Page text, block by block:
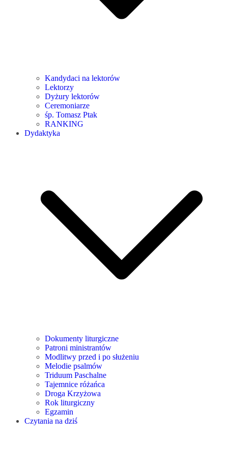
Kandydaci na lektorów
Lektorzy
Dyżury lektorów
Ceremoniarze
śp. Tomasz Ptak
RANKING
Dydaktyka
Dokumenty liturgiczne
Patroni ministrantów
Modlitwy przed i po służeniu
Melodie psalmów
Triduum Paschalne
Tajemnice różańca
Droga Krzyżowa
Rok liturgiczny
Egzamin
Czytania na dziś